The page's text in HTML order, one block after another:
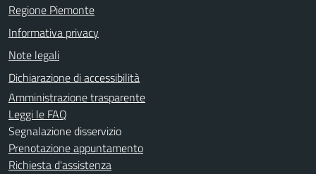
Regione Piemonte
Informativa privacy
Note legali
Dichiarazione di accessibilità
Amministrazione trasparente
Leggi le FAQ
Segnalazione disservizio
Prenotazione appuntamento
Richiesta d'assistenza